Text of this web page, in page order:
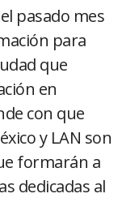
pasado mes
para
que
en
con que
y LAN son
formarán a
dedicadas al